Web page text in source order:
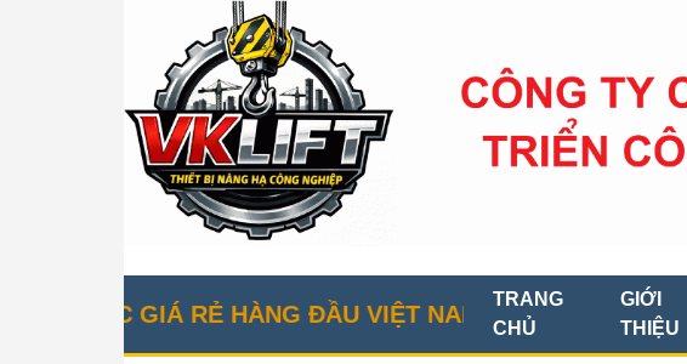
GIÁ RẺ HÀNG ĐẦU VIỆT NAM
TRANG
CHỦ
GIỚI
THIỆU